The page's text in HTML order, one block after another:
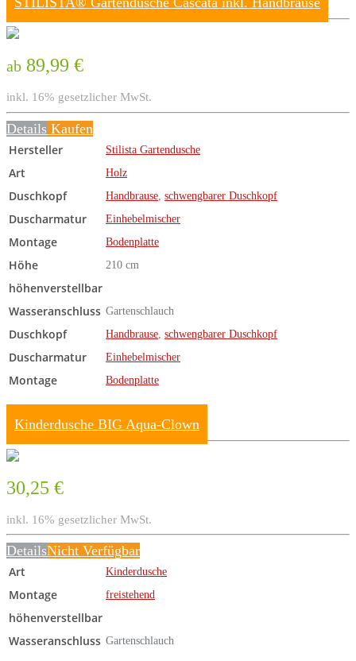
ab 89,99 €
inkl. 16% gesetzlicher MwSt.
Details Kaufen
Hersteller Stilista Gartendusche
Art Holz
Duschkopf Handbrause, schwengbarer Duschkopf
Duscharmatur Einhebelmischer
Montage Bodenplatte
Höhe 210 cm
höhenverstellbar
Wasseranschluss Gartenschlauch
Duschkopf Handbrause, schwengbarer Duschkopf
Duscharmatur Einhebelmischer
Montage Bodenplatte
Kinderdusche BIG Aqua-Clown
30,25 €
inkl. 16% gesetzlicher MwSt.
DetailsNicht Verfügbar
Art Kinderdusche
Montage freistehend
höhenverstellbar
Wasseranschluss Gartenschlauch